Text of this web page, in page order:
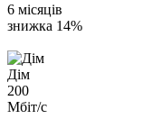
6 місяців
знижка 14%
Дім
200
Мбіт/с